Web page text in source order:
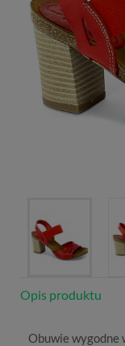
Opis produktu
Obuwie wygodne